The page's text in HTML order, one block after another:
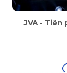
JVA -